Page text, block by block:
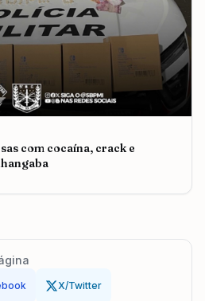
com cocaína, crack e
X/Twitter